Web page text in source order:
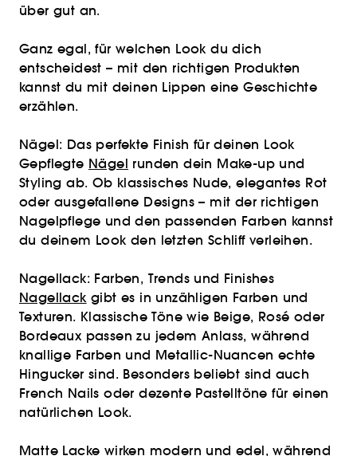
über gut an.
Ganz egal, für welchen Look du dich
entscheidest – mit den richtigen Produkten
kannst du mit deinen Lippen eine Geschichte
erzählen.
Nägel: Das perfekte Finish für deinen Look
Gepflegte Nägel runden dein Make-up und
Styling ab. Ob klassisches Nude, elegantes Rot
oder ausgefallene Designs – mit der richtigen
Nagelpflege und den passenden Farben kannst
du deinem Look den letzten Schliff verleihen.
Nagellack: Farben, Trends und Finishes
Nagellackgibt es in unzähligen Farben und
Texturen. Klassische Töne wie Beige, Rosé oder
Bordeaux passen zu jedem Anlass, während
knallige Farben und Metallic-Nuancen echte
Hingucker sind. Besonders beliebt sind auch
French Nails oder dezente Pastelltöne für einen
natürlichen Look.
Matte Lacke wirken modern und edel, während